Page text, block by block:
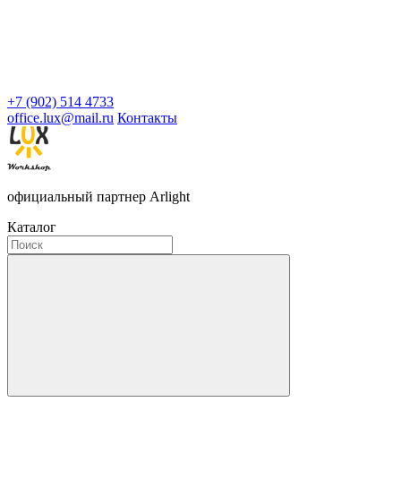
+7 (902) 514 4733
office.lux@mail.ru Контакты
официальный партнер Arlight
Каталог